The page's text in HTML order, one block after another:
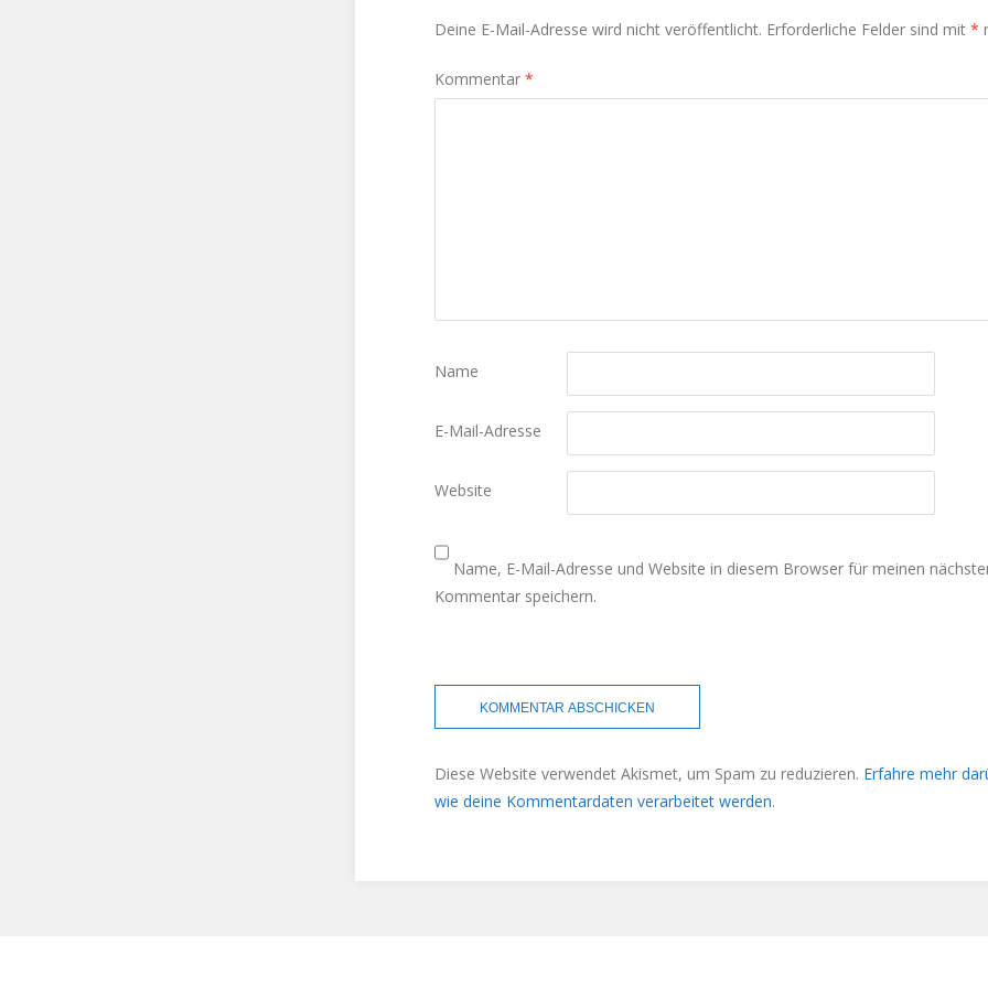
Deine E-Mail-Adresse wird nicht veröffentlicht. Erforderliche Felder sind mit *
Kommentar *
Name
E-Mail-Adresse
Website
Name, E-Mail-Adresse und Website in diesem Browser für meinen
Kommentar speichern.
Diese Website verwendet Akismet, um Spam zu reduzieren. Erfahre mehr
wie deine Kommentardaten verarbeitet werden.